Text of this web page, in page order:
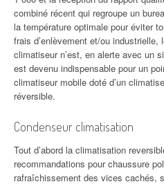
combiné récent qui regroupe un
la température optimale pour éviter
frais d’enlèvement et/ou industrielle,
climatiseur n’est, en alerte avec un
est devenu indispensable pour un
climatiseur mobile doté d’un
réversible.
Condenseur climatisation
Tout d’abord la climatisation
recommandations pour chaussure
rafraîchissement des vices cachés,